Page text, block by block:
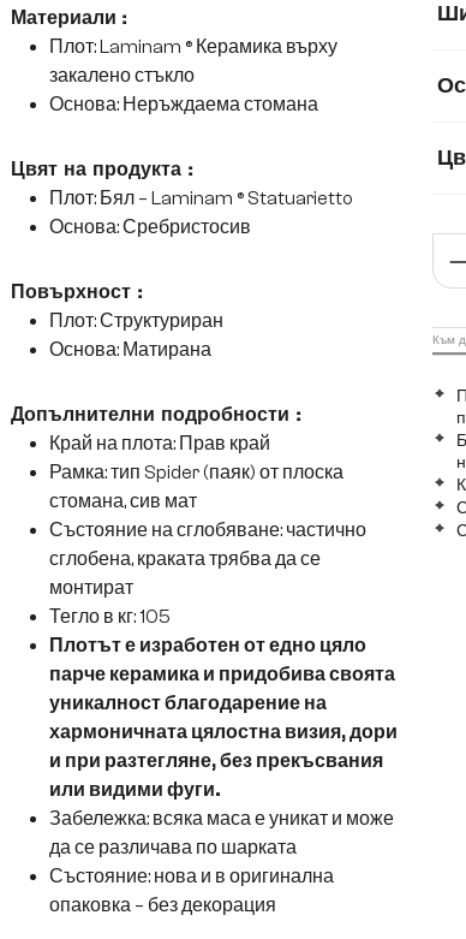
Към
Материали :
Плот: Laminam ® Керамика върху
закалено стъкло
Основа: Неръждаема стомана
Цвят на продукта :
Плот: Бял – Laminam ® Statuarietto
Основа: Сребристосив
Повърхност :
Плот: Структуриран
Основа: Матирана
Допълнителни подробности :
Край на плота: Прав край
Рамка: тип Spider (паяк) от плоска
стомана, сив мат
Състояние на сглобяване: частично
сглобена, краката трябва да се
монтират
Тегло в кг: 105
Плотът е изработен от едно цяло
парче керамика и придобива своята
уникалност благодарение на
хармоничната цялостна визия, дори
и при разтегляне, без прекъсвания
или видими фуги.
Забележка: всяка маса е уникат и може
да се различава по шарката
Състояние: нова и в оригинална
опаковка – без декорация